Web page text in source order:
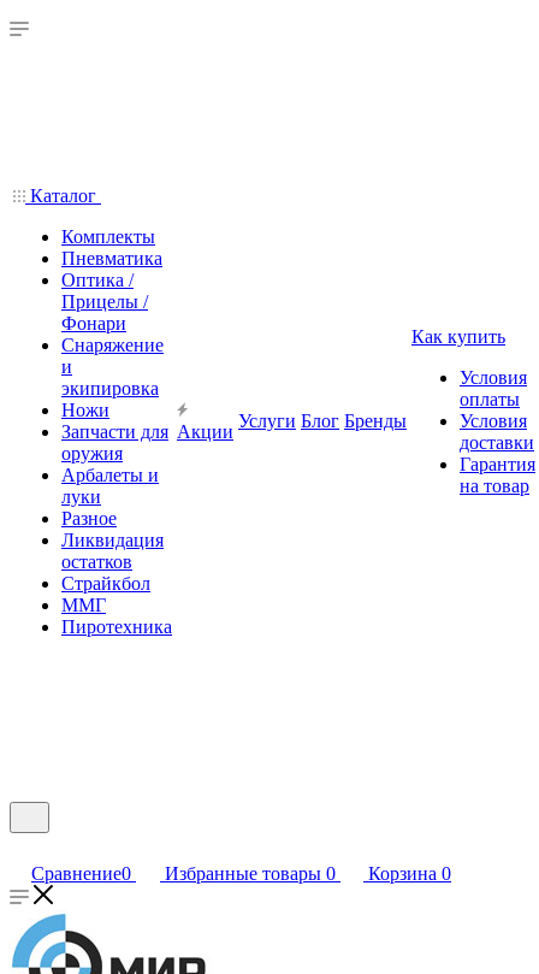
Каталог
Комплекты
Пневматика
Оптика /
Прицелы /
Фонари
Снаряжение
и
экипировка
Ножи
Запчасти для
оружия
Арбалеты и
луки
Разное
Ликвидация
остатков
Страйкбол
ММГ
Пиротехника
Акции
Услуги Блог Бренды
Как купить
Условия
оплаты
Условия
доставки
Гарантия
на товар
Сравнение0 Избранные товары 0 Корзина 0